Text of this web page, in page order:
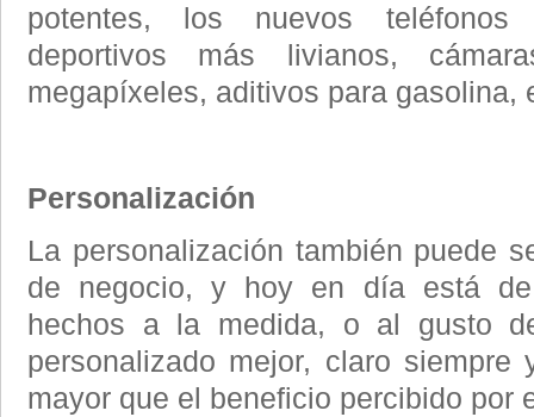
potentes, los nuevos teléfonos
deportivos más livianos,
megapíxeles, aditivos para gasolina,
Personalización
La personalización también puede
de negocio, y hoy en día está de
hechos a la medida, o al gusto
personalizado mejor, claro
mayor que el beneficio percibido por